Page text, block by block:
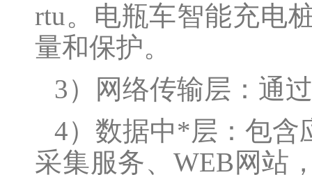
rtu。电瓶车智能充电
量和保护。
3）网络传输层：通
4）数据中*层：包含
采集服务、WEB网站